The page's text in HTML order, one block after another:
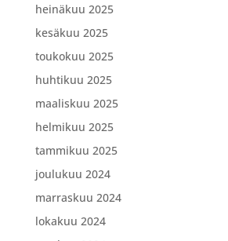
heinäkuu 2025
kesäkuu 2025
toukokuu 2025
huhtikuu 2025
maaliskuu 2025
helmikuu 2025
tammikuu 2025
joulukuu 2024
marraskuu 2024
lokakuu 2024